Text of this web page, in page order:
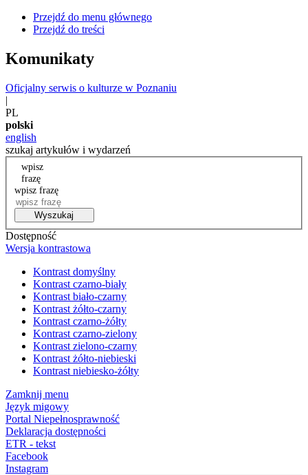
Przejdź do menu głównego
Przejdź do treści
Komunikaty
Oficjalny serwis o kulturze w Poznaniu
|
PL
polski
english
szukaj artykułów i wydarzeń
wpisz
frazę
wpisz frazę
Wyszukaj
Dostępność
Wersja kontrastowa
Kontrast domyślny
Kontrast czarno-biały
Kontrast biało-czarny
Kontrast żółto-czarny
Kontrast czarno-żółty
Kontrast czarno-zielony
Kontrast zielono-czarny
Kontrast żółto-niebieski
Kontrast niebiesko-żółty
Zamknij menu
Język migowy
Portal Niepełnosprawność
Deklaracja dostępności
ETR - tekst
Facebook
Instagram